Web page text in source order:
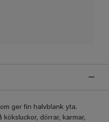
ger fin halvblank yta.
dörrar, karmar,